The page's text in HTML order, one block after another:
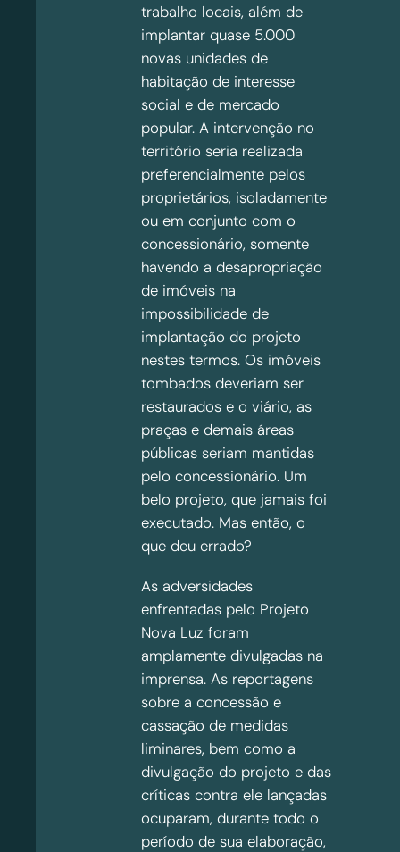
trabalho locais, além de
implantar quase 5.000
novas unidades de
habitação de interesse
social e de mercado
popular. A intervenção no
território seria realizada
preferencialmente pelos
proprietários, isoladamente
ou em conjunto com o
concessionário, somente
havendo a desapropriação
de imóveis na
impossibilidade de
implantação do projeto
nestes termos. Os imóveis
tombados deveriam ser
restaurados e o viário, as
praças e demais áreas
públicas seriam mantidas
pelo concessionário. Um
belo projeto, que jamais foi
executado. Mas então, o
que deu errado?
As adversidades
enfrentadas pelo Projeto
Nova Luz foram
amplamente divulgadas na
imprensa. As reportagens
sobre a concessão e
cassação de medidas
liminares, bem como a
divulgação do projeto e das
críticas contra ele lançadas
ocuparam, durante todo o
período de sua elaboração,